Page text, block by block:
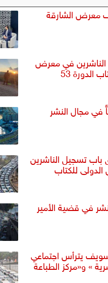
معرض الشارقة
في معرض
الدورة 53
في مجال النشر
غلق باب تسجيل الناشرين
للكتاب
في قضية الأمير
يترأس اجتماعي
» و«مركز الطباعة